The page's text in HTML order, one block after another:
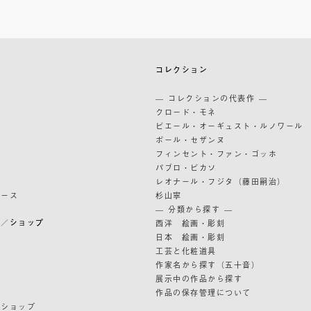
ス
ショップ
ョップ
コレクション
— コレクションの代表作 —
クロード・モネ
ピエール・オーギュスト・ルノワール
ポール・セザンヌ
フィンセント・ファン・ゴッホ
パブロ・ピカソ
レオナール・フジタ（藤田嗣治）
杉山寧
— 分類から探す —
西洋 絵画・彫刻
日本 絵画・彫刻
工芸と化粧道具
作家名から探す（五十音）
展示中の作品から探す
作品の保存管理について